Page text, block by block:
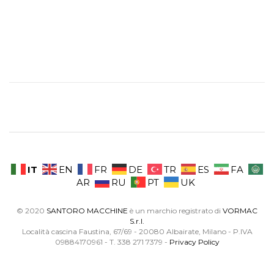
IT EN FR DE TR ES
FA
AR
RU PT UK
© 2020 SANTORO MACCHINE è un marchio registrato di VORMAC
S.r.l.
Località cascina Faustina, 67/69 - 20080 Albairate, Milano - P.IVA
09884170961 - T. 338 271 7379 - Privacy Policy